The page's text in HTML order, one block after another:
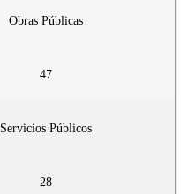
Obras Públicas
47
Servicios Públicos
28